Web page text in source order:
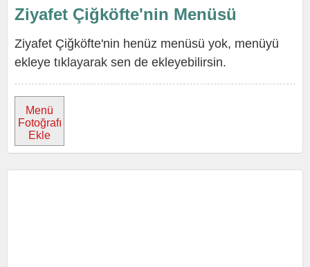
Ziyafet Çiğköfte'nin Menüsü
Ziyafet Çiğköfte'nin henüz menüsü yok, menüyü
ekleye tıklayarak sen de ekleyebilirsin.
Menü
Fotoğrafı
Ekle